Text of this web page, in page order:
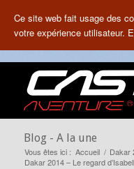
Blog - A la une
Vous êtes ici : Accueil / Dakar
Dakar 2014 – Le regard
Ce site web fait usage des
votre expérience utilisateur.